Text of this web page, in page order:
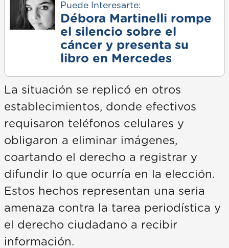
Puede Interesarte:
Débora Martinelli rompe
el silencio sobre el
cáncer y presenta su
libro en Mercedes
La situación se replicó en otros
establecimientos, donde efectivos
requisaron teléfonos celulares y
obligaron a eliminar imágenes,
coartando el derecho a registrar y
difundir lo que ocurría en la elección.
Estos hechos representan una seria
amenaza contra la tarea periodística y
el derecho ciudadano a recibir
información.